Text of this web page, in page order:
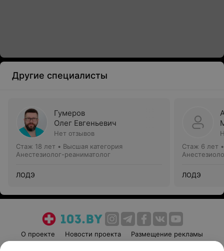
Другие специалисты
Гумеров
Олег Евгеньевич
Нет отзывов
Стаж 18 лет • Высшая категория
Анестезиолог-реаниматолог
ЛОДЭ
Стаж 6 лет
ЛОДЭ
О проекте Новости проекта
Размещение рекламы